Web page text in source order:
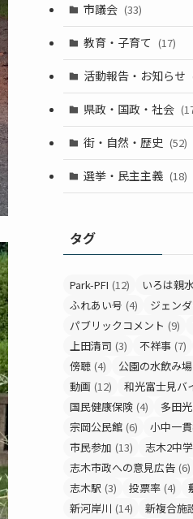
市議会 (33)
教育・子育て (17)
活動報告・お知らせ
県政・国政・社会
街・自然・歴史 (52)
選挙・民主主義 (18)
タグ
Park-PFI (12) いろは親
ふれあい号 (4) ジェン
パブリックコメント (9)
上田清司 (3) 不祥事 (7)
傍聴 (4) 公園の水飲み場
動画 (12) 和光富士見バ
国民健康保険 (4) 多田
宗岡公民館 (6) 小中一
市民参加 (13) 志木2中
志木市政への意見広告 (6)
志木駅 (3) 投票率 (4)
新河岸川 (14) 新複合施